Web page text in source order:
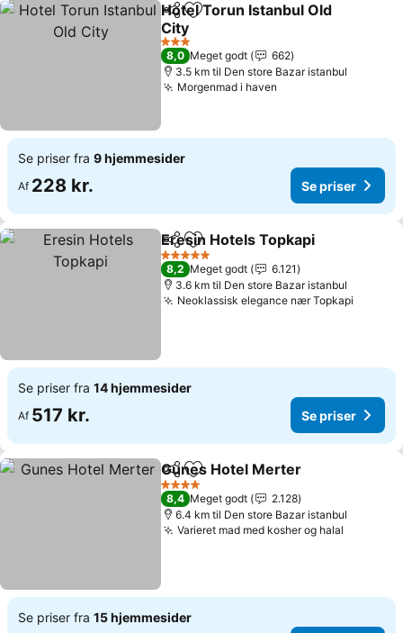
Del Føj til favoritter
Hotel Torun Istanbul Old
City
3 Stjerner
8,0 Meget godt
662
3.5 km til Den store Bazar istanbul
Morgenmad i haven
Se priser fra 9 hjemmesider
Af 228 kr. Se priser
Del Føj til favoritter
Eresin Hotels Topkapi
5 Stjerner
8,2 Meget godt
6.121
3.6 km til Den store Bazar istanbul
Neoklassisk elegance nær Topkapi
Se priser fra 14 hjemmesider
Af 517 kr. Se priser
Del Føj til favoritter
Gunes Hotel Merter
4 Stjerner
8,4 Meget godt
2.128
6.4 km til Den store Bazar istanbul
Varieret mad med kosher og halal
Se priser fra 15 hjemmesider